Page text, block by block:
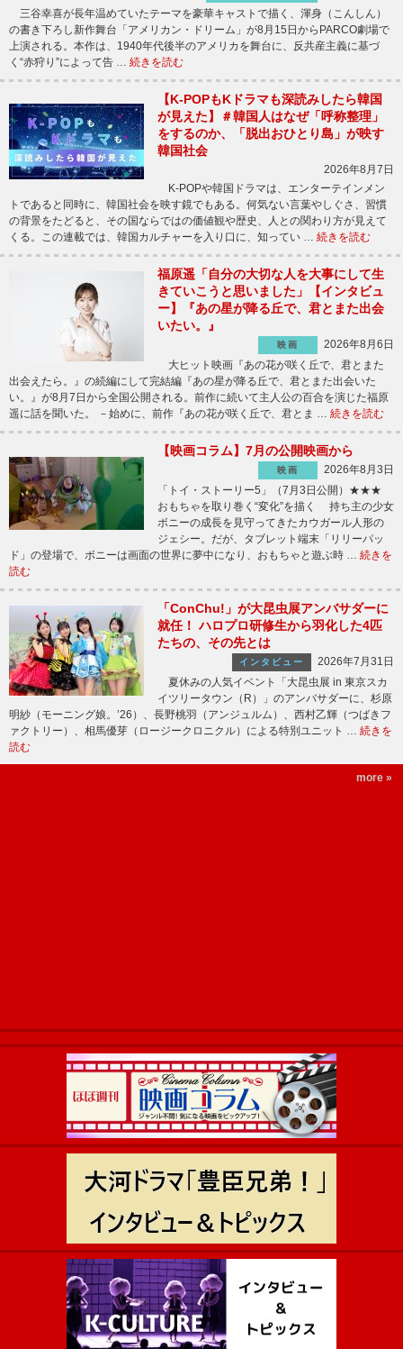
三谷幸喜が長年温めていたテーマを豪華キャストで描く、渾身（こんしん）
の書き下ろし新作舞台「アメリカン・ドリーム」が8月15日からPARCO劇場で
上演される。本作は、1940年代後半のアメリカを舞台に、反共産主義に基づ
く“赤狩り”によって告 … 続きを読む
【K-POPもKドラマも深読みしたら韓国
が見えた】＃韓国人はなぜ「呼称整理」
をするのか、「脱出おひとり島」が映す
韓国社会
2026年8月7日
K-POPや韓国ドラマは、エンターテインメン
トであると同時に、韓国社会を映す鏡でもある。何気ない言葉やしぐさ、習慣
の背景をたどると、その国ならではの価値観や歴史、人との関わり方が見えて
くる。この連載では、韓国カルチャーを入り口に、知ってい … 続きを読む
福原遥「自分の大切な人を大事にして生
きていこうと思いました」【インタビュ
ー】『あの星が降る丘で、君とまた出会
いたい。』
映画
2026年8月6日
大ヒット映画『あの花が咲く丘で、君とまた
出会えたら。』の続編にして完結編『あの星が降る丘で、君とまた出会いた
い。』が8月7日から全国公開される。前作に続いて主人公の百合を演じた福原
遥に話を聞いた。 －始めに、前作『あの花が咲く丘で、君とま … 続きを読む
【映画コラム】7月の公開映画から
映画
2026年8月3日
「トイ・ストーリー5」（7月3日公開）★★★
おもちゃを取り巻く“変化”を描く 持ち主の少女
ボニーの成長を見守ってきたカウガール人形の
ジェシー。だが、タブレット端末「リリーパッ
ド」の登場で、ボニーは画面の世界に夢中になり、おもちゃと遊ぶ時 … 続きを
読む
「ConChu!」が大昆虫展アンバサダーに
就任！ ハロプロ研修生から羽化した4匹
たちの、その先とは
インタビュー
2026年7月31日
夏休みの人気イベント「大昆虫展 in 東京スカ
イツリータウン（R）」のアンバサダーに、杉原
明紗（モーニング娘。’26）、長野桃羽（アンジュルム）、西村乙輝（つばきフ
ァクトリー）、相馬優芽（ロージークロニクル）による特別ユニット … 続きを
読む
more »